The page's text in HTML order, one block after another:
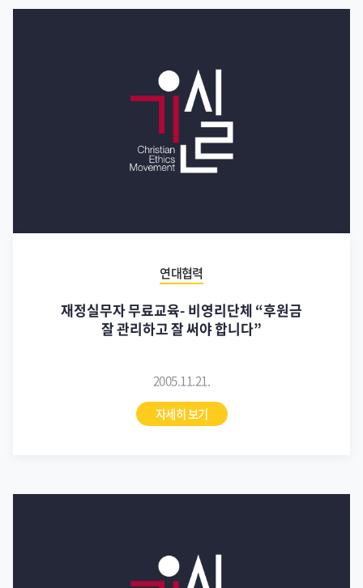
연대협력
재정실무자 무료교육- 비영리단체 “후원금
잘 관리하고 잘 써야 합니다”
2005.11.21.
자세히 보기